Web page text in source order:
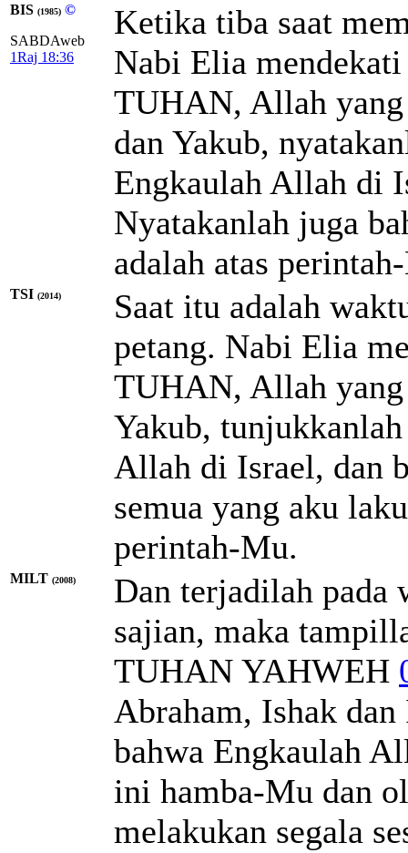
BIS (1985) ©
SABDAweb
1Raj 18:36
Ketika tiba saat
Nabi Elia
TUHAN, Allah yang
dan Yakub,
Engkaulah Allah di
Nyatakanlah juga
adalah atas
TSI (2014)
Saat itu adalah
petang. Nabi Elia
TUHAN, Allah yang
Yakub,
Allah di Israel, dan
semua yang aku
perintah-Mu.
MILT (2008)
Dan terjadilah pada
sajian, maka
TUHAN YAHWEH
Abraham, Ishak
bahwa Engkaulah
ini hamba-Mu dan
melakukan segala